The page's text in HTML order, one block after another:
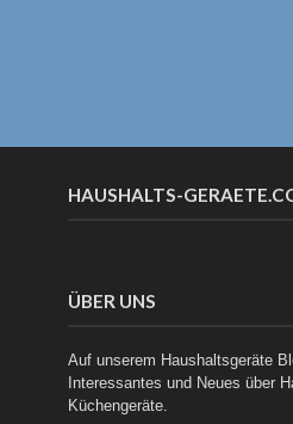
HAUSHALTS-
ÜBER UNS
Auf unserem Haushaltsgeräte
Interessantes und Neues über
Küchengeräte.